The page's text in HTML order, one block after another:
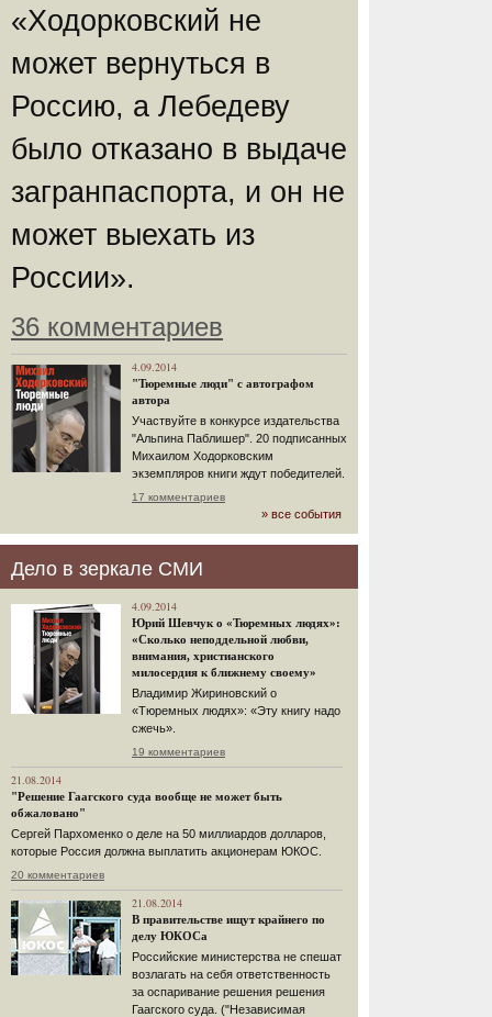
«Ходорковский не
может вернуться в
Россию, а Лебедеву
было отказано в выдаче
загранпаспорта, и он не
может выехать из
России».
36 комментариев
4.09.2014
"Тюремные люди" с автографом
автора
Участвуйте в конкурсе издательства
"Альпина Паблишер". 20 подписанных
Михаилом Ходорковским
экземпляров книги ждут победителей.
17 комментариев
» все события
Дело в зеркале СМИ
4.09.2014
Юрий Шевчук о «Тюремных людях»:
«Сколько неподдельной любви,
внимания, христианского
милосердия к ближнему своему»
Владимир Жириновский о
«Тюремных людях»: «Эту книгу надо
сжечь».
19 комментариев
21.08.2014
"Решение Гаагского суда вообще не может быть
обжаловано"
Сергей Пархоменко о деле на 50 миллиардов долларов,
которые Россия должна выплатить акционерам ЮКОС.
20 комментариев
21.08.2014
В правительстве ищут крайнего по
делу ЮКОСа
Российские министерства не спешат
возлагать на себя ответственность
за оспаривание решения решения
Гаагского суда. ("Независимая